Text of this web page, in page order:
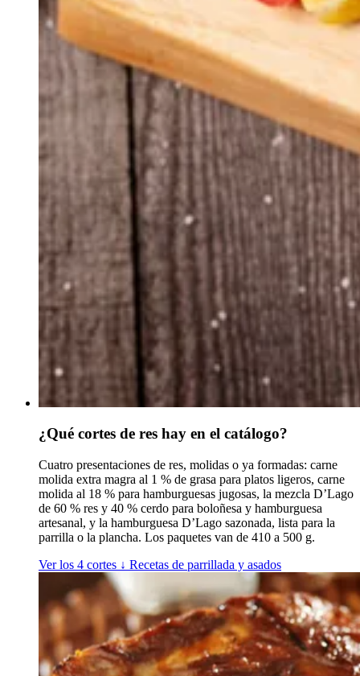
¿Qué cortes de res hay en el catálogo?
Cuatro presentaciones de res, molidas o ya formadas: carne
molida extra magra al 1 % de grasa para platos ligeros, carne
molida al 18 % para hamburguesas jugosas, la mezcla D’Lago
de 60 % res y 40 % cerdo para boloñesa y hamburguesa
artesanal, y la hamburguesa D’Lago sazonada, lista para la
parrilla o la plancha. Los paquetes van de 410 a 500 g.
Ver los 4 cortes ↓ Recetas de parrillada y asados